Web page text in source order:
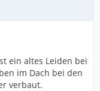
ein altes Leiden bei
im Dach bei den
verbaut.